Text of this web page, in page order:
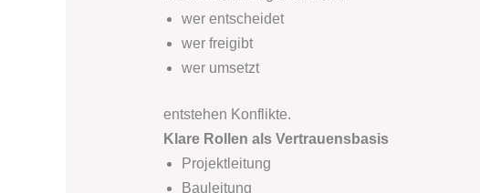
wer entscheidet
wer freigibt
wer umsetzt
entstehen Konflikte.
Klare Rollen als Vertrauensbasis
Projektleitung
Bauleitung